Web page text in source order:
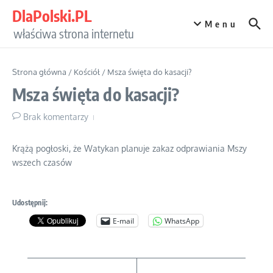
DlaPolski.PL
właściwa strona internetu
Menu
Strona główna / Kościół / Msza święta do kasacji?
Msza święta do kasacji?
Brak komentarzy
Krążą pogłoski, że Watykan planuje zakaz odprawiania Mszy
wszech czasów
Udostępnij:
E-mail WhatsApp